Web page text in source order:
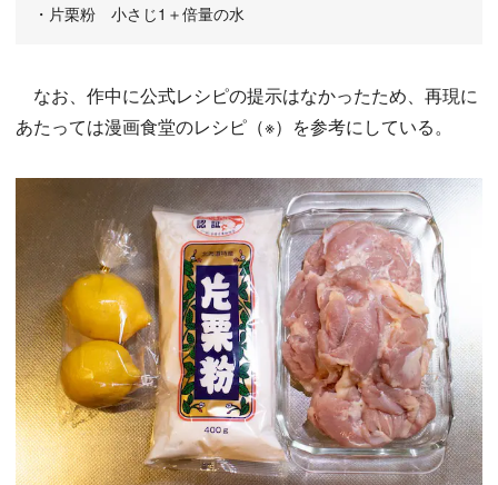
・片栗粉 小さじ1＋倍量の水
なお、作中に公式レシピの提示はなかったため、再現に
あたっては漫画食堂のレシピ（※）を参考にしている。